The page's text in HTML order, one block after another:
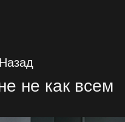
Назад
не как всем